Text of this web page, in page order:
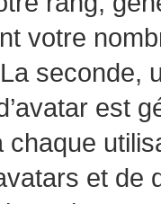
votre
seconde,
est
et de